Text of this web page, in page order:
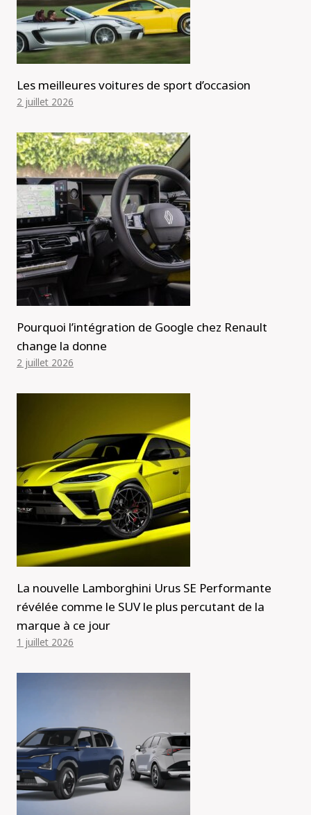
Les meilleures voitures de sport d’occasion
2 juillet 2026
Pourquoi l’intégration de Google chez Renault
change la donne
2 juillet 2026
La nouvelle Lamborghini Urus SE Performante
révélée comme le SUV le plus percutant de la
marque à ce jour
1 juillet 2026